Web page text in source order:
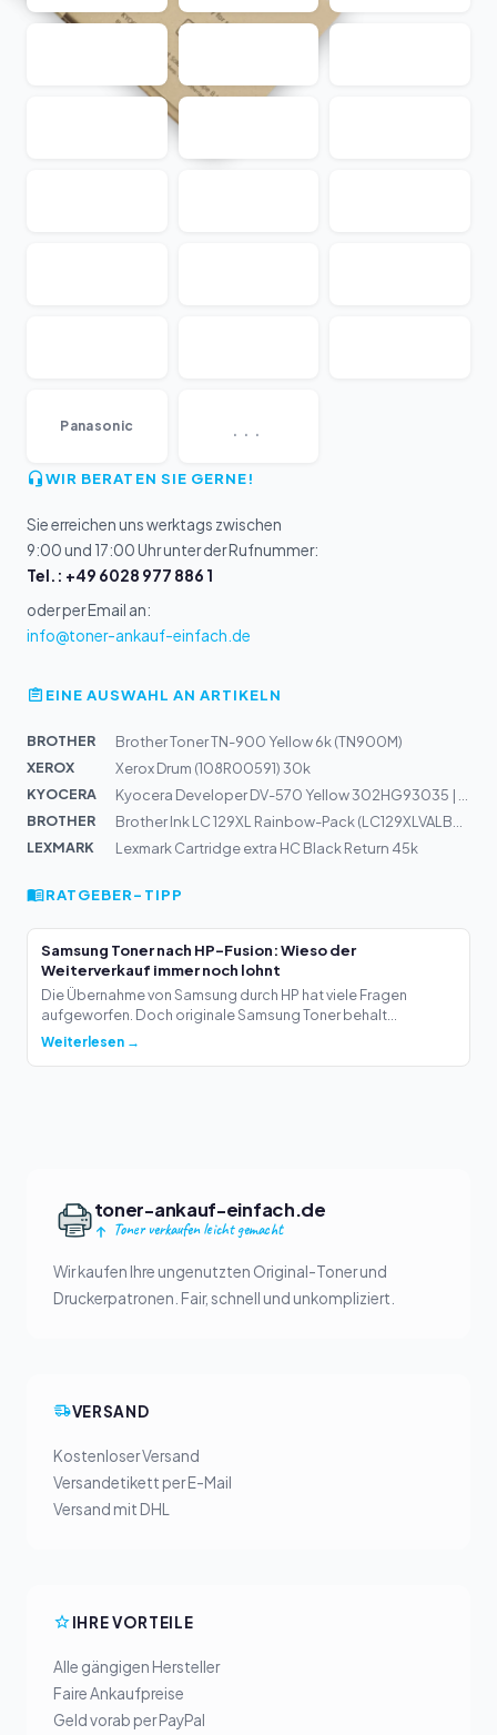
Panasonic ...
WIR BERATEN SIE GERNE!
Sie erreichen uns werktags zwischen
9:00 und 17:00 Uhr unter der Rufnummer:
Tel.: +49 6028 977 886 1
oder per Email an:
info@toner-ankauf-einfach.de
EINE AUSWAHL AN ARTIKELN
BROTHER
Brother Toner TN-900 Yellow 6k (TN900M)
XEROX
Xerox Drum (108R00591) 30k
KYOCERA
BROTHER
LEXMARK
Lexmark Cartridge extra HC Black Return 45k
RATGEBER-TIPP
Samsung Toner nach HP-Fusion: Wieso der
Weiterverkauf immer noch lohnt
Die Übernahme von Samsung durch HP hat viele Fragen
aufgeworfen. Doch originale Samsung Toner behalt...
Weiterlesen →
toner-ankauf-einfach.de
Toner verkaufen leicht gemacht
Wir kaufen Ihre ungenutzten Original-Toner und
Druckerpatronen. Fair, schnell und unkompliziert.
VERSAND
Kostenloser Versand
Versandetikett per E-Mail
Versand mit DHL
IHRE VORTEILE
Alle gängigen Hersteller
Faire Ankaufpreise
Geld vorab per PayPal